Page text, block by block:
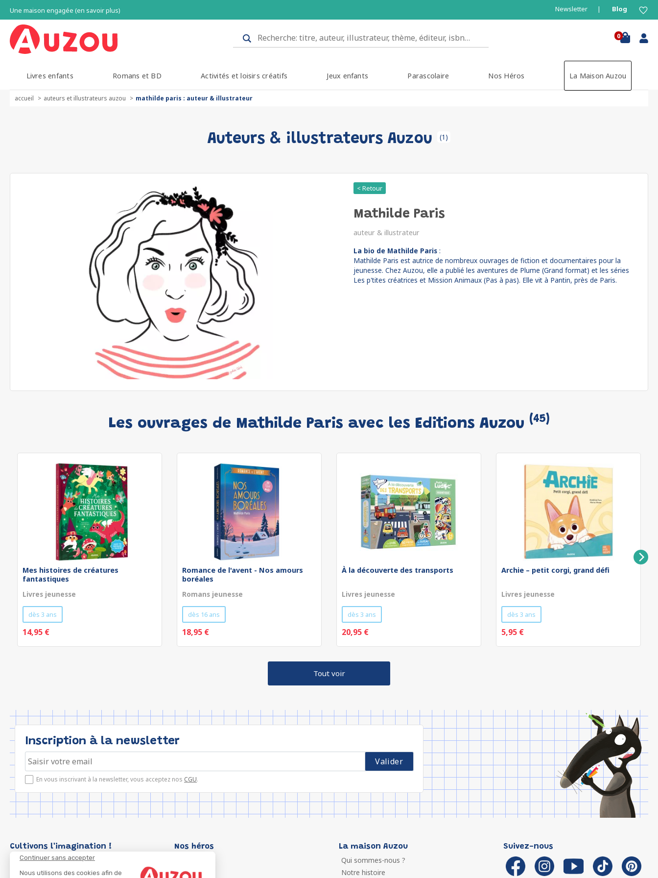
Continuer sans accepter
Nous utilisons des cookies afin de
Une maison engagée (en savoir plus) Newsletter Blog
0
Livres enfants Romans et BD Activités et loisirs créatifs Jeux enfants Parascolaire Nos Héros La Maison Auzou
accueil auteurs et illustrateurs auzou mathilde paris : auteur & illustrateur
Auteurs & illustrateurs Auzou (1)
< Retour
Mathilde Paris
auteur & illustrateur
La bio de Mathilde Paris :
Mathilde Paris est autrice de nombreux ouvrages de fiction et documentaires pour la
jeunesse. Chez Auzou, elle a publié les aventures de Plume (Grand format) et les séries
Les p'tites créatrices et Mission Animaux (Pas à pas). Elle vit à Pantin, près de Paris.
Les ouvrages de Mathilde Paris avec les Editions Auzou (45)
Mes histoires de créatures
fantastiques
Livres jeunesse
dès 3 ans
14,95 €
Romance de l'avent - Nos amours
boréales
Romans jeunesse
dès 16 ans
18,95 €
À la découverte des transports
Livres jeunesse
dès 3 ans
20,95 €
Archie – petit corgi, grand défi
Livres jeunesse
dès 3 ans
5,95 €
Tout voir
Inscription à la newsletter
En vous inscrivant à la newsletter, vous acceptez nos CGU.
Cultivons l'imagination ! Nos héros
P'tit Loup
La maison Auzou
Qui sommes-nous ?
Notre histoire
Suivez-nous